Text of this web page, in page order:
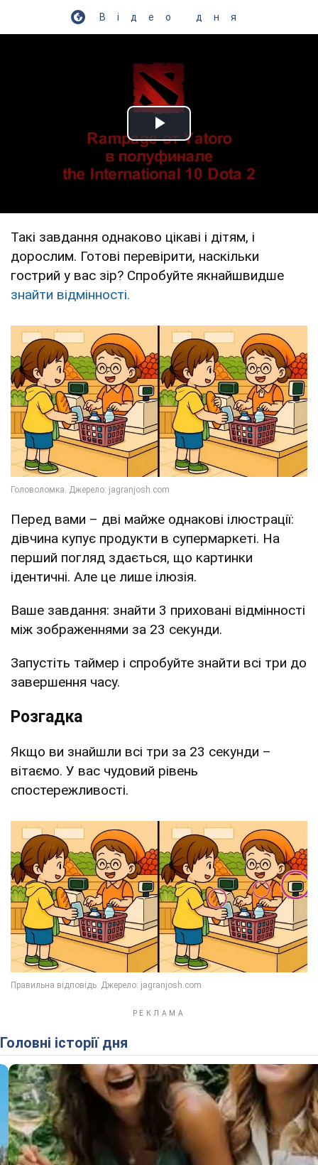
Відео дня
Play Video
Такі завдання однаково цікаві і дітям, і
дорослим. Готові перевірити, наскільки
гострий у вас зір? Спробуйте якнайшвидше
знайти відмінності.
Перед вами – дві майже однакові ілюстрації:
дівчина купує продукти в супермаркеті. На
перший погляд здається, що картинки
ідентичні. Але це лише ілюзія.
Ваше завдання: знайти 3 приховані відмінності
між зображеннями за 23 секунди.
Запустіть таймер і спробуйте знайти всі три до
завершення часу.
Розгадка
Якщо ви знайшли всі три за 23 секунди –
вітаємо. У вас чудовий рівень
спостережливості.
Головні історії дня